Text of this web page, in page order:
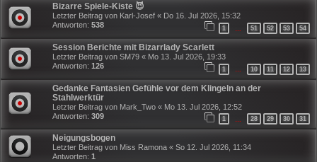
Bizarre Spiele-Kiste 😈
Letzter Beitrag von Karl-Josef « Do 16. Jul 2026, 15:32
Antworten: 538 1 51 52 53 54
Session Berichte mit Bizarrlady Scarlett
Letzter Beitrag von SM79 « Mo 13. Jul 2026, 19:33
Antworten: 126 1 … 10 11 12 13
Gedanke Fantasien Gefühle vor dem Klingeln an der
Stahlwerktür
Letzter Beitrag von Mark_Two « Mo 13. Jul 2026, 12:52
Antworten: 309 1 28 29 30 31
Neigungsbogen
Letzter Beitrag von Miss Ramona « So 12. Jul 2026, 11:34
Antworten: 1